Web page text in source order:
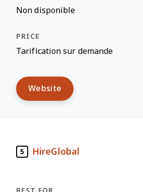
Non disponible
Tarification sur demande
Website
5 HireGlobal